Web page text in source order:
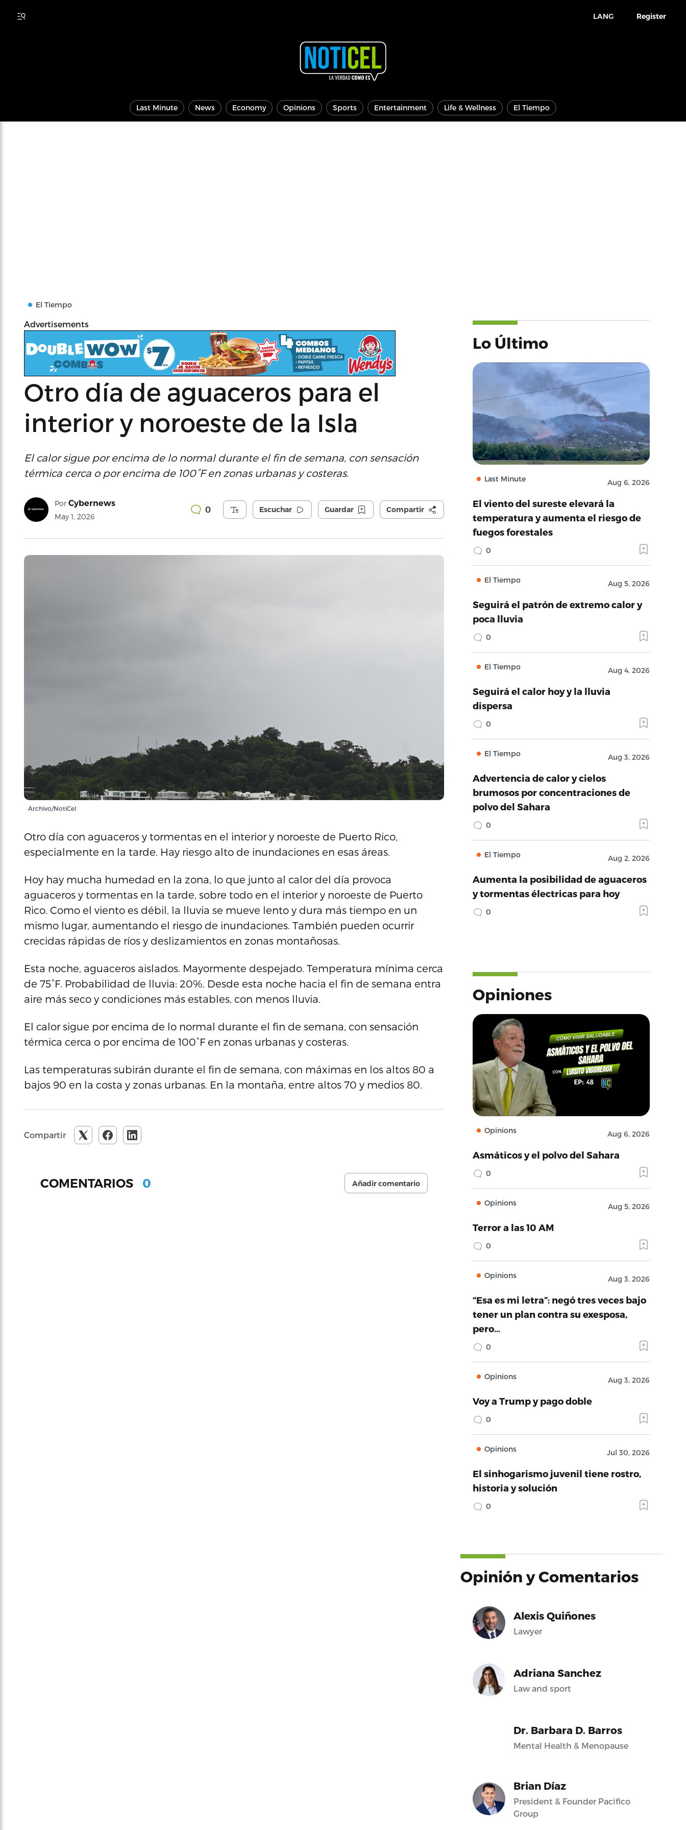
LANG Register
Last Minute News Economy Opinions Sports Entertainment Life & Wellness El Tiempo
El Tiempo
Advertisements
Otro día de aguaceros para el
interior y noroeste de la Isla
El calor sigue por encima de lo normal durante el fin de semana, con sensación
térmica cerca o por encima de 100°F en zonas urbanas y costeras.
Por Cybernews
May 1, 2026
0 Escuchar Guardar Compartir
Archivo/NotiCel
Otro día con aguaceros y tormentas en el interior y noroeste de Puerto Rico,
especialmente en la tarde. Hay riesgo alto de inundaciones en esas áreas.
Hoy hay mucha humedad en la zona, lo que junto al calor del día provoca
aguaceros y tormentas en la tarde, sobre todo en el interior y noroeste de Puerto
Rico. Como el viento es débil, la lluvia se mueve lento y dura más tiempo en un
mismo lugar, aumentando el riesgo de inundaciones. También pueden ocurrir
crecidas rápidas de ríos y deslizamientos en zonas montañosas.
Esta noche, aguaceros aislados. Mayormente despejado. Temperatura mínima cerca
de 75°F. Probabilidad de lluvia: 20%. Desde esta noche hacia el fin de semana entra
aire más seco y condiciones más estables, con menos lluvia.
El calor sigue por encima de lo normal durante el fin de semana, con sensación
térmica cerca o por encima de 100°F en zonas urbanas y costeras.
Las temperaturas subirán durante el fin de semana, con máximas en los altos 80 a
bajos 90 en la costa y zonas urbanas. En la montaña, entre altos 70 y medios 80.
Compartir
COMENTARIOS 0 Añadir comentario
Lo Último
Last Minute Aug 6, 2026
El viento del sureste elevará la
temperatura y aumenta el riesgo de
fuegos forestales
0
El Tiempo Aug 5, 2026
Seguirá el patrón de extremo calor y
poca lluvia
0
El Tiempo Aug 4, 2026
Seguirá el calor hoy y la lluvia
dispersa
0
El Tiempo Aug 3, 2026
Advertencia de calor y cielos
brumosos por concentraciones de
polvo del Sahara
0
El Tiempo Aug 2, 2026
Aumenta la posibilidad de aguaceros
y tormentas électricas para hoy
0
Opiniones
Opinions Aug 6, 2026
Asmáticos y el polvo del Sahara
0
Opinions Aug 5, 2026
Terror a las 10 AM
0
Opinions Aug 3, 2026
“Esa es mi letra”: negó tres veces bajo
tener un plan contra su exesposa,
pero…
0
Opinions Aug 3, 2026
Voy a Trump y pago doble
0
Opinions Jul 30, 2026
El sinhogarismo juvenil tiene rostro,
historia y solución
0
Opinión y Comentarios
Alexis Quiñones
Lawyer
Adriana Sanchez
Law and sport
Dr. Barbara D. Barros
Mental Health & Menopause
Brian Díaz
President & Founder Pacifico
Group